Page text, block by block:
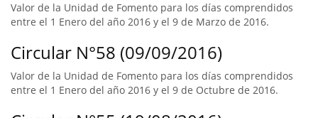
Valor de la Unidad de Fomento para los días comprendidos
entre el 1 Enero del año 2016 y el 9 de Marzo de 2016.
Circular N°58 (09/09/2016)
Valor de la Unidad de Fomento para los días comprendidos
entre el 1 Enero del año 2016 y el 9 de Octubre de 2016.